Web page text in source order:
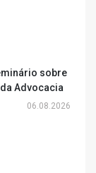
sobre
Advocacia
06.08.2026